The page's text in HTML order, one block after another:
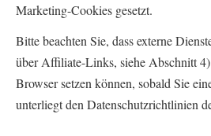
Marketing-Cookies gesetzt.
Bitte beachten Sie, dass externe
über Affiliate-Links, siehe Abschnitt
Browser setzen können, sobald Sie
unterliegt den Datenschutzrichtlinien